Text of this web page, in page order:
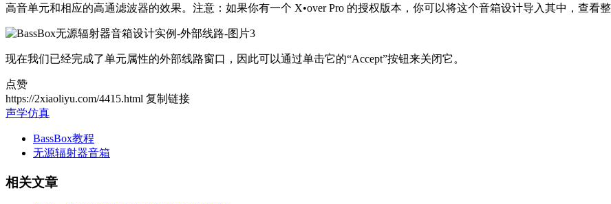
高音单元和相应的高通滤波器的效果。注意：如果你有一个 X•over Pro 的授权版本，你可以将这个音箱设计导入其中，查看
现在我们已经完成了单元属性的外部线路窗口，因此可以通过单击它的“Accept”按钮来关闭它。
点赞
https://2xiaoliyu.com/4415.html 复制链接
声学仿真
BassBox教程
无源辐射器音箱
相关文章